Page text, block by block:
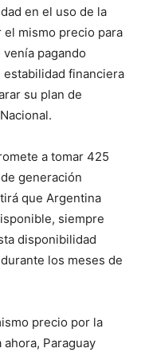
en el uso de la
el mismo precio para
pagando
financiera
su plan de
a tomar 425
generación
que Argentina
siempre
disponibilidad
los meses de
precio por la
Paraguay